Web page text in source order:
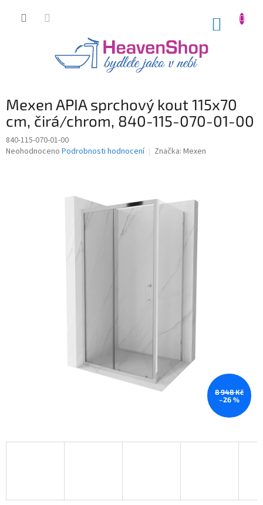
Mexen APIA sprchový kout 115x70
cm, čirá/chrom, 840-115-070-01-00
840-115-070-01-00
Průměrné
Neohodnoceno Podrobnosti hodnocení Značka: Mexen
8 948 Kč
–26 %